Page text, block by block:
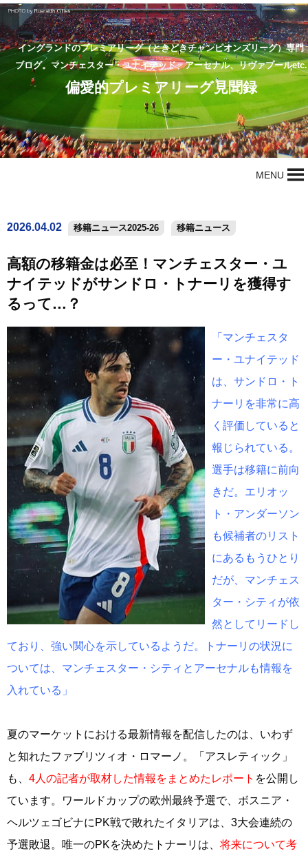
イングランドのプレミアリーグ（ときどきチャンピオンズリーグ）専門
ブログ。マンチェスター・ユナイテッド、アーセナル、リヴァプールetc.
偏愛的プレミアリーグ見聞録
MENU
2026.04.02 移籍ニュース2025-26 移籍ニュース
高額の移籍金は必至！マンチェスター・ユ
ナイテッドがサンドロ・トナーリを獲得す
るって…？
「マンチェスタ
ー・ユナイテッド
は、サンドロ・ト
ナーリを非常に高
く評価していると
報じられている。
選手は移籍に前向
きだ。エリオッ
ト・アンダーソン
も候補者のリスト
にあるもうひとり
だが、マンチェス
ター・シティが依
然としてリードし
ており、強い関心を示しているようだ。トナーリの状況に
ついては、マンチェスター・シティとアーセナルも情報を
入れている」
夏のマーケットにおける最新情報を配信したのは、いわず
と知れたファブリツィオ・ロマーノ。「アスレティック」
も、 4人の記者が取材した情報をまとめたレポート を公開し
ています。ワールドカップの欧州最終予選で、ボスニア・
ヘルツェゴビナにPK戦で敗れたイタリアは、3大会連続の
予選敗退。唯一のPKを決めたトナーリは、 将来について考